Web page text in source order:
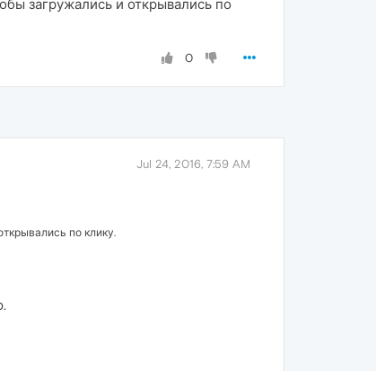
загружались и открывались по
0
Jul 24, 2016, 7:59 AM
по клику.